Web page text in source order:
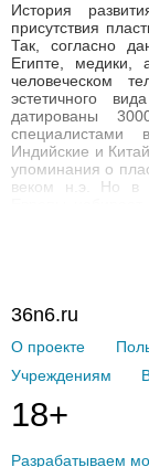
История
присутствия
Так, согласно
Египте, медики,
человеческом
эстетичного
датированы
специалистами
Индийские и
упоминания о
веком н.э. Но в
Европы
Такие как,
Какие бывают
Пластические
внешнему виду
бывают:
36n6.ru
О проекте
Учреждениям
18+
Разрабатываем